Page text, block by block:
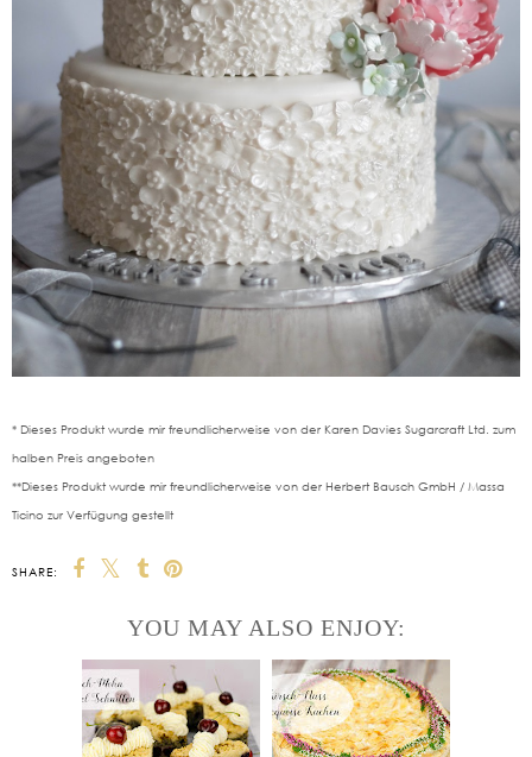
* Dieses Produkt wurde mir freundlicherweise von der Karen Davies Sugarcraft Ltd. zum
halben Preis angeboten
**Dieses Produkt wurde mir freundlicherweise von der Herbert Bausch GmbH / Massa
Ticino zur Verfügung gestellt
SHARE:
YOU MAY ALSO ENJOY: